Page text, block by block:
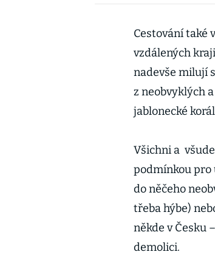
Cestování také
vzdálených
nadevše milují
z neobvyklých
jablonecké
Všichni a
podmínkou pro
do něčeho
třeba hýbe)
někde v Česku
demolici.